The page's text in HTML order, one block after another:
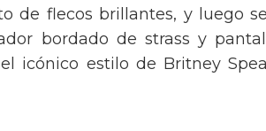
de flecos brillantes, y luego
bordado de strass y
icónico estilo de Britney